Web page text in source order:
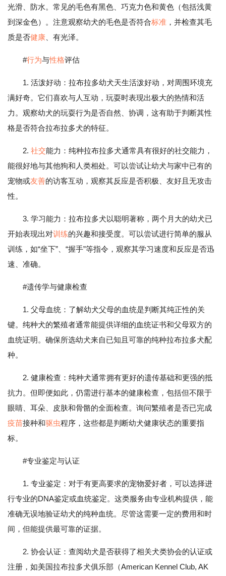
光滑、防水。常见的毛色有黑色、巧克力色和黄色（包括浅黄
到深金色）。注意观察幼犬的毛色是否符合标准 ，并检查其毛
质是否健康 、有光泽。
#行为与性格评估
1. 活泼好动：拉布拉多幼犬天生活泼好动，对周围环境充
满好奇。它们喜欢与人互动，玩耍时表现出极大的热情和活
力。观察幼犬的玩耍行为是否自然、协调，这有助于判断其性
格是否符合拉布拉多犬的特征。
2. 社交能力：纯种拉布拉多犬通常具有很好的社交能力，
能很好地与其他狗和人类相处。可以尝试让幼犬与家中已有的
宠物或友善的访客互动，观察其反应是否积极、友好且无攻击
性。
3. 学习能力：拉布拉多犬以聪明著称，两个月大的幼犬已
开始表现出对训练的兴趣和接受度。可以尝试进行简单的服从
训练，如“坐下”、“握手”等指令，观察其学习速度和反应是否迅
速、准确。
#遗传学与健康检查
1. 父母血统：了解幼犬父母的血统是判断其纯正性的关
键。纯种犬的繁殖者通常能提供详细的血统证书和父母双方的
血统证明。确保所选幼犬来自已知且可靠的纯种拉布拉多犬配
种。
2. 健康检查：纯种犬通常拥有更好的遗传基础和更强的抵
抗力。但即便如此，仍需进行基本的健康检查，包括但不限于
眼睛、耳朵、皮肤和骨骼的全面检查。询问繁殖者是否已完成
疫苗接种和驱虫程序，这些都是判断幼犬健康状态的重要指
标。
#专业鉴定与认证
1. 专业鉴定：对于有更高要求的宠物爱好者，可以选择进
行专业的DNA鉴定或血统鉴定。这类服务由专业机构提供，能
准确无误地验证幼犬的纯种血统。尽管这需要一定的费用和时
间，但能提供最可靠的证据。
2. 协会认证：查阅幼犬是否获得了相关犬类协会的认证或
注册，如美国拉布拉多犬俱乐部（American Kennel Club, AK